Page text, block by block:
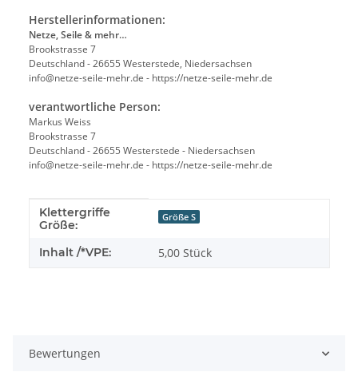
Herstellerinformationen:
Netze, Seile & mehr…
Brookstrasse 7
Deutschland - 26655 Westerstede, Niedersachsen
info@netze-seile-mehr.de - https://netze-seile-mehr.de
verantwortliche Person:
Markus Weiss
Brookstrasse 7
Deutschland - 26655 Westerstede - Niedersachsen
info@netze-seile-mehr.de - https://netze-seile-mehr.de
Produkteigenschaft
Wert
Klettergriffe
Größe:
Größe S
Inhalt /*VPE: 5,00 Stück
Bewertungen